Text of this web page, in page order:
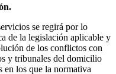
se regirá por lo
de la legislación aplicable y
de los conflictos con
y tribunales del domicilio
en los que la normativa